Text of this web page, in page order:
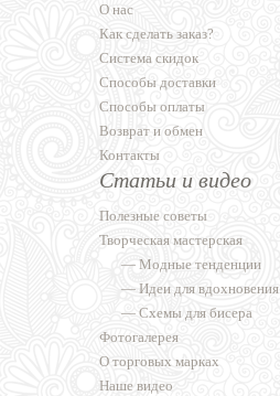
О нас
Как сделать заказ?
Система скидок
Способы доставки
Способы оплаты
Возврат и обмен
Контакты
Статьи и видео
Полезные советы
Творческая мастерская
— Модные тенденции
— Идеи для вдохновения
— Схемы для бисера
Фотогалерея
О торговых марках
Наше видео